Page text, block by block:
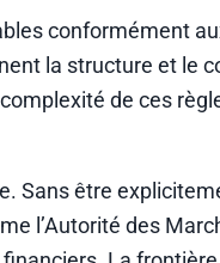
conformément
la structure et le
de ces
Sans être
l’Autorité des